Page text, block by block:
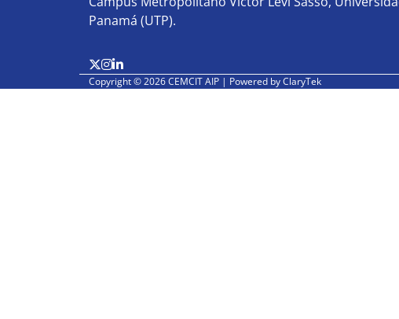
Panamá (UTP).
Copyright © 2026 CEMCIT AIP | Powered byClaryTek